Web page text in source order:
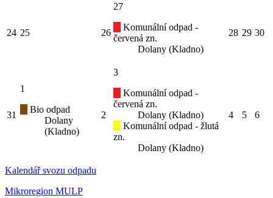
24 25 26
27
Komunální odpad -
červená zn.
Dolany (Kladno)
28 29 30
31
1
Bio odpad
Dolany
(Kladno)
2
3
Komunální odpad -
červená zn.
Dolany (Kladno)
Komunální odpad - žlutá
zn.
Dolany (Kladno)
4 5 6
Kalendář svozu odpadu
Mikroregion MULP